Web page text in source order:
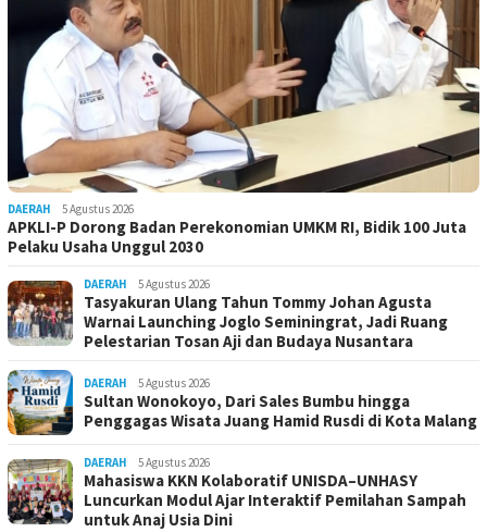
DAERAH 5 Agustus 2026
APKLI-P Dorong Badan Perekonomian UMKM RI, Bidik 100 Juta
Pelaku Usaha Unggul 2030
DAERAH 5 Agustus 2026
Tasyakuran Ulang Tahun Tommy Johan Agusta
Warnai Launching Joglo Seminingrat, Jadi Ruang
Pelestarian Tosan Aji dan Budaya Nusantara
DAERAH 5 Agustus 2026
Sultan Wonokoyo, Dari Sales Bumbu hingga
Penggagas Wisata Juang Hamid Rusdi di Kota Malang
DAERAH 5 Agustus 2026
Mahasiswa KKN Kolaboratif UNISDA–UNHASY
Luncurkan Modul Ajar Interaktif Pemilahan Sampah
untuk Anaj Usia Dini